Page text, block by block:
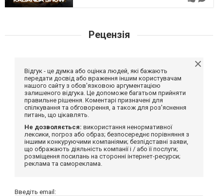
Рецензія
Відгук - це думка або оцінка людей, які бажають
передати досвід або враження іншим користувачам
нашого сайту з обов'язковою аргументацією
залишеного відгука. Це допоможе багатьом прийняти
правильне рішення. Коментарі призначені для
спілкування та обговорення, а також для роз'яснення
питань, що цікавлять.
Не дозволяється: використання ненормативної
лексики, погроз або образ; безпосереднє порівняння з
іншими конкуруючими компаніями; безпідставні заяви,
що ображають діяльність компанії і / або її послуги;
розміщення посилань на сторонні інтернет-ресурси;
реклама та самореклама.
Введіть email: